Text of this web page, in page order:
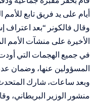
أيام على يد فريق تابع للأمم
وقال فالكونر “بعد اعتراف
الأخيرة على منشآت الأمم
في جميع الهجمات التي
المسؤولين عنها، وضمان
وبعد ساعات، شارك
منشور الوزير البريطاني،